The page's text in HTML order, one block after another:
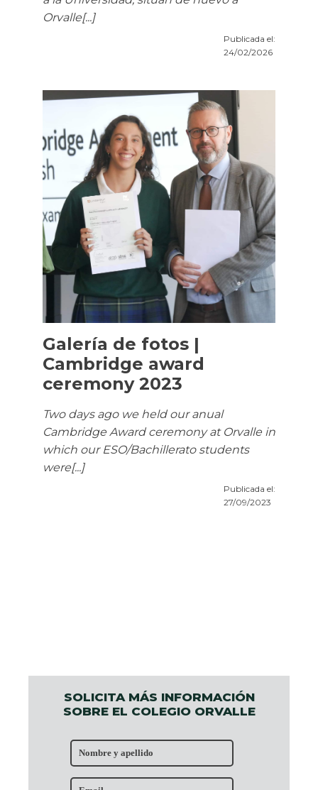
SOLICITA MÁS INFORMACIÓN
SOBRE EL COLEGIO ORVALLE
Orvalle[...]
Publicada el:
24/02/2026
Galería de fotos |
Cambridge award
ceremony 2023
Two days ago we held our anual
Cambridge Award ceremony at Orvalle in
which our ESO/Bachillerato students
were[...]
Publicada el:
27/09/2023